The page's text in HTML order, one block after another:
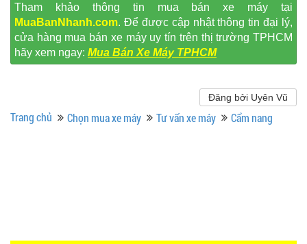
Tham khảo thông tin mua bán xe máy tại
MuaBanNhanh.com. Để được cập nhật thông tin đại lý,
cửa hàng mua bán xe máy uy tín trên thị trường TPHCM
hãy xem ngay: Mua Bán Xe Máy TPHCM
Đăng bởi Uyên Vũ
Trang chủ Chọn mua xe máy Tư vấn xe máy Cẩm nang